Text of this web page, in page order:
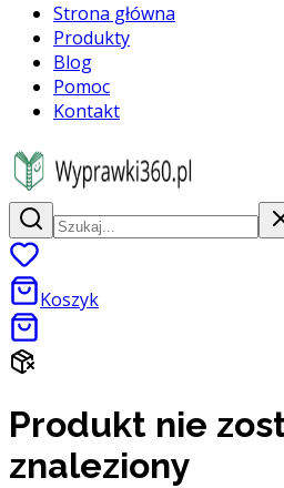
Strona główna
Produkty
Blog
Pomoc
Kontakt
Koszyk
Produkt nie
znaleziony